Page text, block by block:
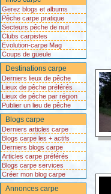
Gerez blogs et albums
Pêche carpe pratique
Secteurs pêche de nuit
Clubs carpistes
Evolution-carpe Mag
Coups de gueule
Destinations carpe
Derniers lieux de pêche
Lieux de pêche préférés
Lieux de pêche par région
Publier un lieu de pêche
Blogs carpe
Derniers articles carpe
Blogs carpe les + actifs
Derniers blogs carpe
Articles carpe préférés
Blogs carpe services
Créer mon blog carpe
Annonces carpe